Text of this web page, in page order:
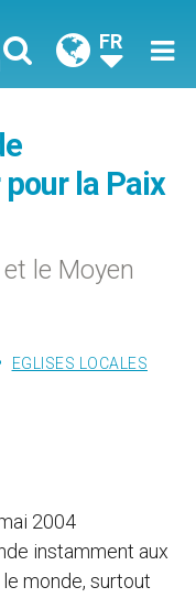
FR
la Paix
le Moyen
EGLISES LOCALES
2004
instamment aux
monde, surtout